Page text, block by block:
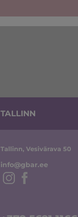
TALLINN
Tallinn, Vesivärava 50
info@gbar.ee